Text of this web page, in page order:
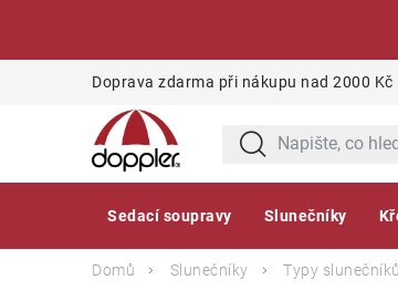
Doprava zdarma při nákupu nad 2000 Kč
Sedací soupravy Slunečníky
Domů Slunečníky Typy slunečníků